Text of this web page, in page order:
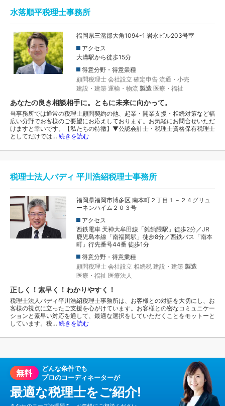
水落順平税理士事務所
福岡県三潴郡大角1094-1 岩永ビル203号室
アクセス
大溝駅から徒歩15分
得意分野・得意業種
顧問税理士 会社設立 確定申告 流通・小売
建設・建築 運輸・物流 製造 医療・福祉
あなたの良き相談相手に。ともに未来に向かって。
当事務所では通常の税理士顧問契約の他、起業・開業支援・相続対策など幅
広い分野でお客様のご要望にお応えしております。お気軽にお問合せいただ
けますと幸いです。【私たちの特徴】▼公認会計士・税理士資格保有税理士
としてだけでは… 続きを読む
税理士法人バディ 平川浩紹税理士事務所
福岡県福岡市博多区 南本町２丁目１－２４グリュ
ーネンハイム２０３号
アクセス
西鉄電車 天神大牟田線「雑餉隈駅」徒歩2分／JR
鹿児島本線「南福岡駅」徒歩8分／西鉄バス「南本
町」行先番号44番 徒歩1分
得意分野・得意業種
顧問税理士 会社設立 相続税 建設・建築 製造
医療・福祉 医療法人
正しく！素早く！わかりやすく！
税理士法人バディ平川浩紹税理士事務所は、お客様との対話を大切にし、お
客様の視点に立ったご支援を心がけています。お客様との密なコミュニケー
ションと素早い対応を通して、最適な選択をしていただくことをモットーと
しています。税… 続きを読む
無料
どんな条件でも
プロのコーディネーターが
最適な税理士をご紹介!